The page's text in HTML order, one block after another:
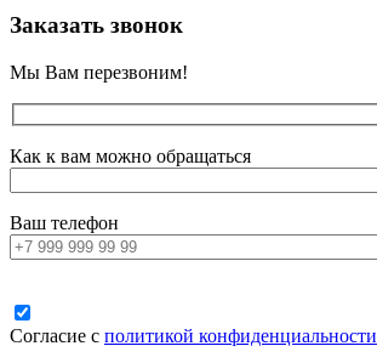
Заказать звонок
Мы Вам перезвоним!
Как к вам можно обращаться
Ваш телефон
Согласие с политикой конфиденциальности